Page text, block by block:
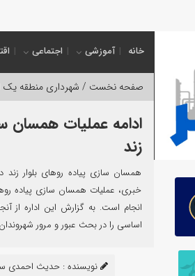
خانه آموزشی اجتماعی
صفحه نخست / شهرداری منطقه یک
ادامه عملیات همسان
زند
همسان سازی پیاده روهای بلوار
خبری، عملیات همسان سازی پیاده
انجام است. به گزارش این اداره از
اساسی را در بحث عبور و مرور
نویسنده : حدیث احمدی